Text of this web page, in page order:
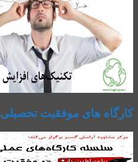
کارگاه های موفقیت تحصیلی